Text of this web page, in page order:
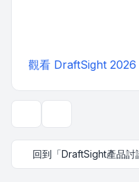
觀看 DraftSight 2026
回到「DraftSight產品討